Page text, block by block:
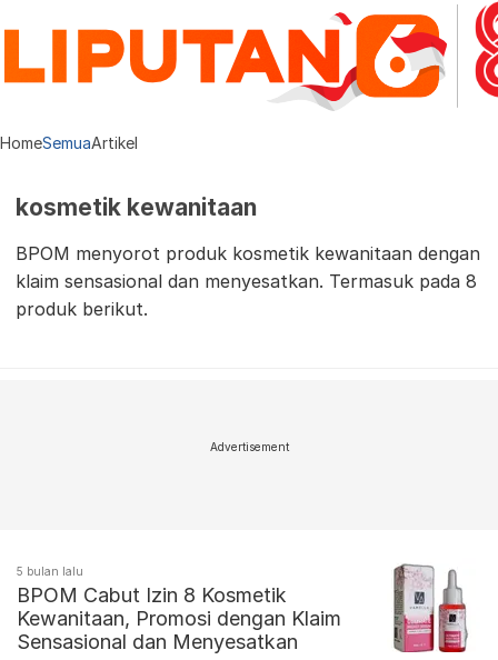
HomeSemuaArtikel
kosmetik kewanitaan
BPOM menyorot produk kosmetik kewanitaan dengan
klaim sensasional dan menyesatkan. Termasuk pada 8
produk berikut.
Advertisement
5 bulan lalu
BPOM Cabut Izin 8 Kosmetik
Kewanitaan, Promosi dengan Klaim
Sensasional dan Menyesatkan